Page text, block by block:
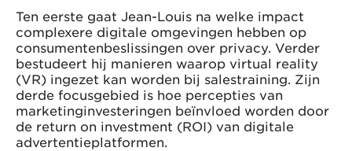
Ten eerste gaat Jean-Louis na welke impact
complexere digitale omgevingen hebben op
consumentenbeslissingen over privacy. Verder
bestudeert hij manieren waarop virtual reality
(VR) ingezet kan worden bij salestraining. Zijn
derde focusgebied is hoe percepties van
marketinginvesteringen beïnvloed worden door
de return on investment (ROI) van digitale
advertentieplatformen.